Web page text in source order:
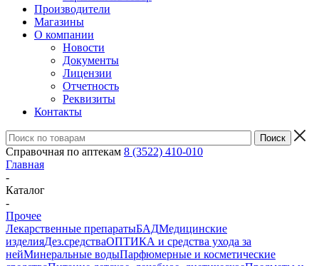
Производители
Магазины
О компании
Новости
Документы
Лицензии
Отчетность
Реквизиты
Контакты
Справочная по аптекам 8 (3522) 410-010
Главная
-
Каталог
-
Прочее
Лекарственные препаратыБАДМедицинские
изделияДез.средстваОПТИКА и средства ухода за
нейМинеральные водыПарфюмерные и косметические